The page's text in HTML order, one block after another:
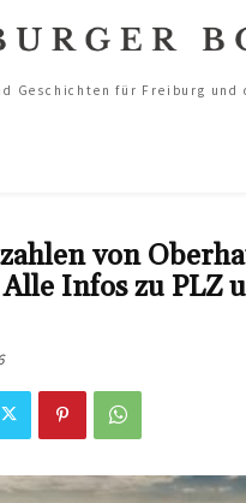
Geschichten für Freiburg und
von
Infos zu PLZ